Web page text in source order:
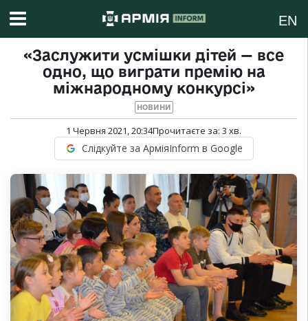
EN
«Заслужити усмішки дітей — все
одно, що виграти премію на
міжнародному конкурсі»
НОВИНИ
1 Червня 2021, 20:34Прочитаєте за: 3 хв.
Слідкуйте за АрміяInform в Google